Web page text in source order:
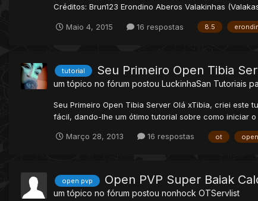
Créditos: Brun123 Erondino Aberos Valakinhas
Maio 4, 2015 16 respostas 8.5
tutorial Seu Primeiro Open Tibia
um tópico no fórum postou LuckinhaSan Tutoriais
Seu Primeiro Open Tibia Server Olá xTibia, criei este
fácil, dando-lhe um ótimo tutorial sobre como iniciar
Março 28, 2013 16 respostas ot open
open pvp Open PVP Super Baiak
um tópico no fórum postou nonhock OTServlist